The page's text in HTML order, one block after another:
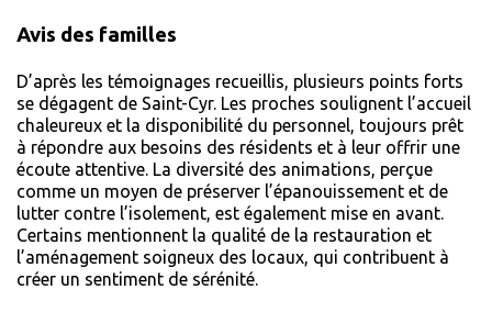
Avis des familles
D’après les témoignages recueillis, plusieurs points forts
se dégagent de Saint-Cyr. Les proches soulignent l’accueil
chaleureux et la disponibilité du personnel, toujours prêt
à répondre aux besoins des résidents et à leur offrir une
écoute attentive. La diversité des animations, perçue
comme un moyen de préserver l’épanouissement et de
lutter contre l’isolement, est également mise en avant.
Certains mentionnent la qualité de la restauration et
l’aménagement soigneux des locaux, qui contribuent à
créer un sentiment de sérénité.